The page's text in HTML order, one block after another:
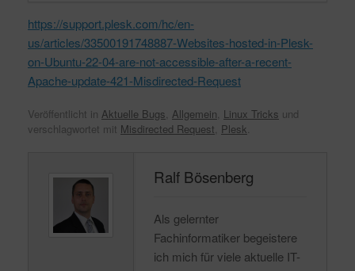
https://support.plesk.com/hc/en-
us/articles/33500191748887-Websites-hosted-in-Plesk-
on-Ubuntu-22-04-are-not-accessible-after-a-recent-
Apache-update-421-Misdirected-Request
Veröffentlicht in Aktuelle Bugs Allgemein Linux Tricks und
verschlagwortet mit Misdirected Request Plesk
Ralf Bösenberg
Als gelernter
Fachinformatiker begeistere
ich mich für viele aktuelle IT-